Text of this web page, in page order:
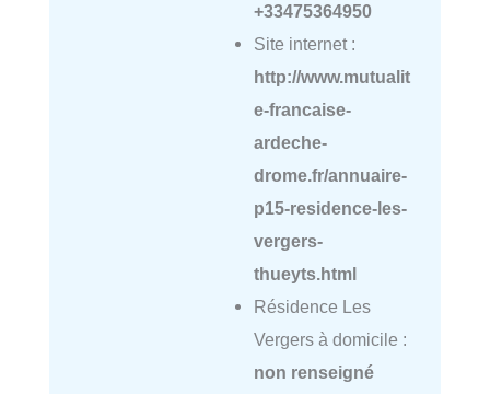
+33475364950
Site internet :
http://www.mutualit
e-francaise-
ardeche-
drome.fr/annuaire-
p15-residence-les-
vergers-
thueyts.html
Résidence Les
Vergers à domicile :
non renseigné